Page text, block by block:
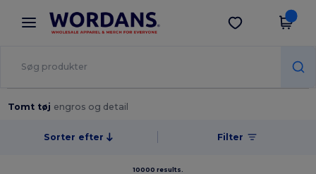
× Wordans-app
Bedre priser i appen!
Hent app
Tomt tøj engros og detail
Sorter efter Filter
10000 results.